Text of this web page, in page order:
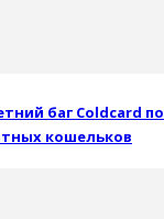
баг Coldcard
кошельков